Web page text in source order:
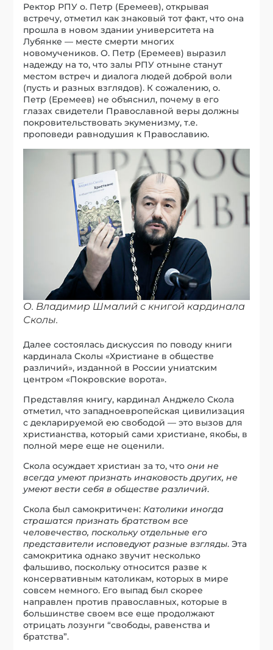
Ректор РПУ о. Петр (Еремеев), открывая
встречу, отметил как знаковый тот факт, что она
прошла в новом здании университета на
Лубянке — месте смерти многих
новомучеников. О. Петр (Еремеев) выразил
надежду на то, что залы РПУ отныне станут
местом встреч и диалога людей доброй воли
(пусть и разных взглядов). К сожалению, о.
Петр (Еремеев) не объяснил, почему в его
глазах свидетели Православной веры должны
покровительствовать экуменизму, т.е.
проповеди равнодушия к Православию.
О. Владимир Шмалий с книгой кардинала
Сколы.
Далее состоялась дискуссия по поводу книги
кардинала Сколы «Христиане в обществе
различий», изданной в России униатским
центром «Покровские ворота».
Представляя книгу, кардинал Анджело Скола
отметил, что западноевропейская цивилизация
с декларируемой ею свободой — это вызов для
христианства, который сами христиане, якобы, в
полной мере еще не оценили.
Скола осуждает христиан за то, чтоони не
всегда умеют признать инаковость других, не
умеют вести себя в обществе различий.
Скола был самокритичен: Католики иногда
страшатся признать братством все
человечество, поскольку отдельные его
представители исповедуют разные взгляды. Эта
самокритика однако звучит несколько
фальшиво, поскольку относится разве к
консервативным католикам, которых в мире
совсем немного. Его выпад был скорее
направлен против православных, которые в
большинстве своем все еще продолжают
отрицать лозунги “свободы, равенства и
братства”.